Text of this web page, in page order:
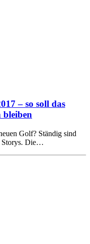
– so soll das
bleiben
Golf? Ständig sind
Storys. Die…